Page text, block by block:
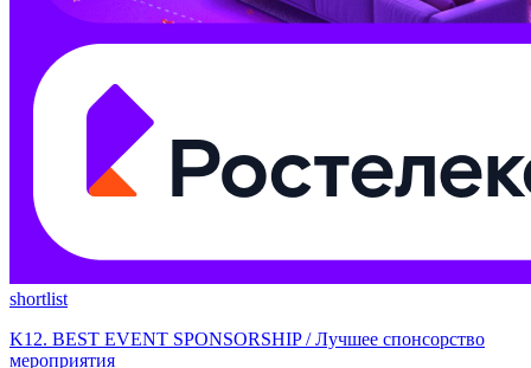
shortlist
K12. BEST EVENT SPONSORSHIP / Лучшее спонсорство
мероприятия